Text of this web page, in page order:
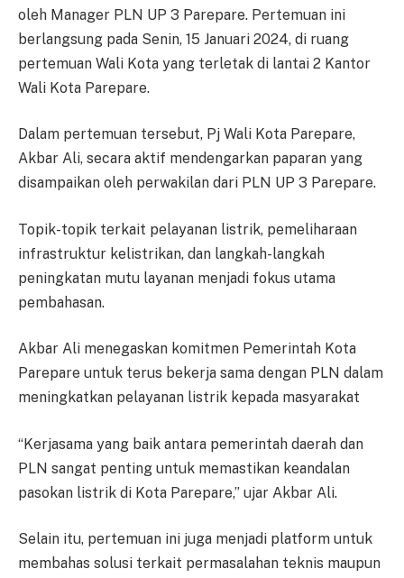
oleh Manager PLN UP 3 Parepare. Pertemuan ini
berlangsung pada Senin, 15 Januari 2024, di ruang
pertemuan Wali Kota yang terletak di lantai 2 Kantor
Wali Kota Parepare.
Dalam pertemuan tersebut, Pj Wali Kota Parepare,
Akbar Ali, secara aktif mendengarkan paparan yang
disampaikan oleh perwakilan dari PLN UP 3 Parepare.
Topik-topik terkait pelayanan listrik, pemeliharaan
infrastruktur kelistrikan, dan langkah-langkah
peningkatan mutu layanan menjadi fokus utama
pembahasan.
Akbar Ali menegaskan komitmen Pemerintah Kota
Parepare untuk terus bekerja sama dengan PLN dalam
meningkatkan pelayanan listrik kepada masyarakat
“Kerjasama yang baik antara pemerintah daerah dan
PLN sangat penting untuk memastikan keandalan
pasokan listrik di Kota Parepare,” ujar Akbar Ali.
Selain itu, pertemuan ini juga menjadi platform untuk
membahas solusi terkait permasalahan teknis maupun